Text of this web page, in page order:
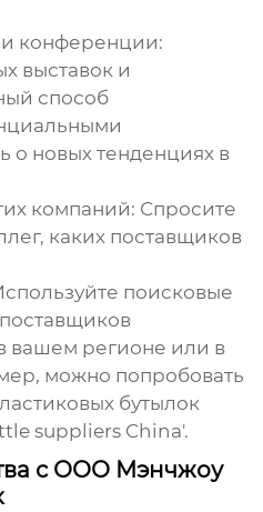
конференции:
выставок и
способ
о новых тенденциях в
компаний: Спросите
каких поставщиков
поисковые
поставщиков
вашем регионе или в
можно попробовать
бутылок
suppliers China'.
с ООО Мэнчжоу